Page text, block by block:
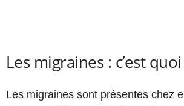
Les migraines : c’est quoi
Les migraines sont présentes chez